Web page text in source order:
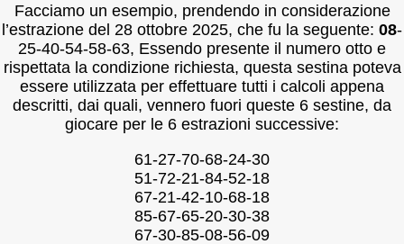
Facciamo un esempio, prendendo in considerazione
l’estrazione del 28 ottobre 2025, che fu la seguente: 08-
25-40-54-58-63, Essendo presente il numero otto e
rispettata la condizione richiesta, questa sestina poteva
essere utilizzata per effettuare tutti i calcoli appena
descritti, dai quali, vennero fuori queste 6 sestine, da
giocare per le 6 estrazioni successive:
61-27-70-68-24-30
51-72-21-84-52-18
67-21-42-10-68-18
85-67-65-20-30-38
67-30-85-08-56-09